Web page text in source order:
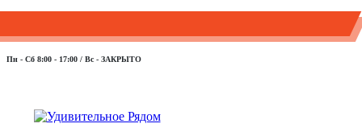
Пн - Сб 8:00 - 17:00 / Вс - ЗАКРЫТО